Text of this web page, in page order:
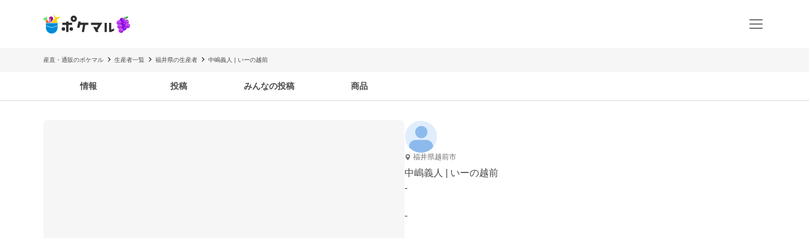
産直・通販のポケマル 生産者一覧 福井県の生産者 中嶋義人 | いーの越前
情報 投稿 みんなの投稿 商品
福井県越前市
中嶋義人 | いーの越前
-
-